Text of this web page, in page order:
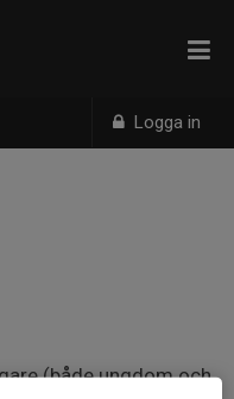
Logga in
(både ungdom och